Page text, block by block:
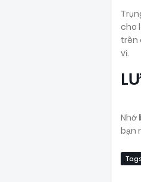
cho
trên
vị.
Nhớ
bạn